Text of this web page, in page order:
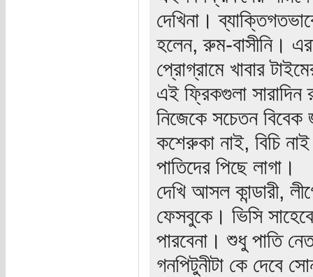
দেখিনা।
হলেন, রুম-বাসীনি।
প্রোগ্রামে খাবার
এই ফ্রিকগুলা
নিজেকে সচেতন বিবেক
কশেরুকা নাই, বিচি
পাতিদের পিছে লাগা।
দেখি আসল কান্ডারী,
ফেসবুকে। ভিসি
পারবেনা। শুধু পাতি
গনপিটুনীটা কে দেবে